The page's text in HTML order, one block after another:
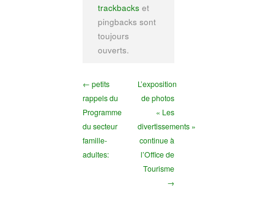
trackbacks et
pingbacks sont
toujours
ouverts.
← petits
rappels du
Programme
du secteur
famille-
adultes:
L’exposition
de photos
« Les
divertissements »
continue à
l’Office de
Tourisme
→